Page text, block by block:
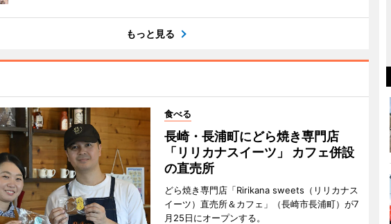
もっと見る
食べる
長崎・長浦町にどら焼き専門店
「リリカナスイーツ」 カフェ併設
の直売所
どら焼き専門店「Ririkana sweets（リリカナス
イーツ）直売所＆カフェ」（長崎市長浦町）が7
月25日にオープンする。